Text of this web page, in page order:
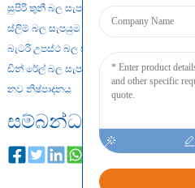
සුපිරි තුනී බල සැපයුම
ස්ලිම් බල සැපයුම
බැටරි උපස්ථ බල සැපයුම
ඩින් රේල් බල සැපයුම
නව නිෂ්පාදනය
සම්බන්ධ කරන්න